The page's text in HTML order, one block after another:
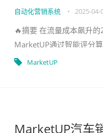
自动化营销系统 • 2025-04-
🔥摘要 在流量成本飙升
MarketUP通过智能评分
时效缩短83%，转化率环
MarketUP
MarketUP汽车